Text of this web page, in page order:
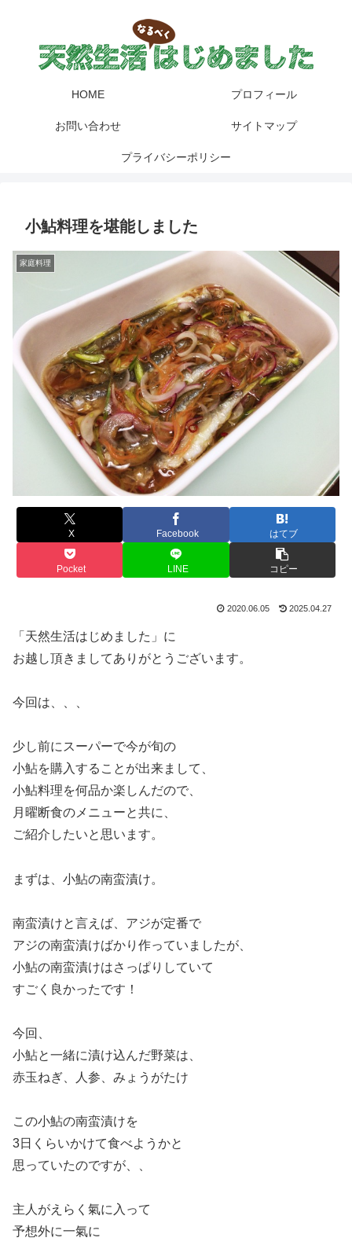
HOME プロフィール
お問い合わせ サイトマップ
プライバシーポリシー
小鮎料理を堪能しました
家庭料理
X Facebook はてブ
Pocket LINE コピー
2020.06.05 2025.04.27
「天然生活はじめました」に
お越し頂きましてありがとうございます。
今回は、、、
少し前にスーパーで今が旬の
小鮎を購入することが出来まして、
小鮎料理を何品か楽しんだので、
月曜断食のメニューと共に、
ご紹介したいと思います。
まずは、小鮎の南蛮漬け。
南蛮漬けと言えば、アジが定番で
アジの南蛮漬けばかり作っていましたが、
小鮎の南蛮漬けはさっぱりしていて
すごく良かったです！
今回、
小鮎と一緒に漬け込んだ野菜は、
赤玉ねぎ、人参、みょうがたけ
この小鮎の南蛮漬けを
3日くらいかけて食べようかと
思っていたのですが、、
主人がえらく氣に入って
予想外に一氣に